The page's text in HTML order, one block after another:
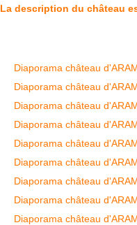
La description du château